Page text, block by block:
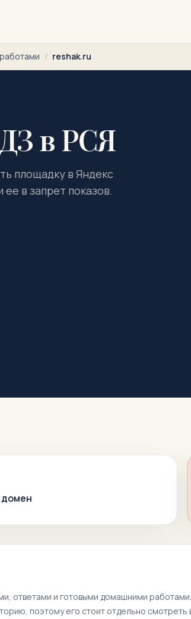
/ reshak.ru
в РСЯ
площадку в Яндекс
в запрет показов.
домен
ответами и готовыми домашними работами.
поэтому его стоит отдельно смотреть